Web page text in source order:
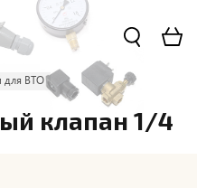
для ВТО
клапан 1/4